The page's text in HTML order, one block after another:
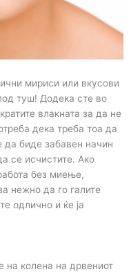
мириси или вкусови
туш! Додека сте во
влакната за да не
дека треба тоа да
биде забавен начин
се исчистите. Ако
без миење,
нежно да го галите
одлично и ќе ја
на колена на дрвениот